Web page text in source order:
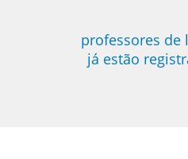
professores de
já estão